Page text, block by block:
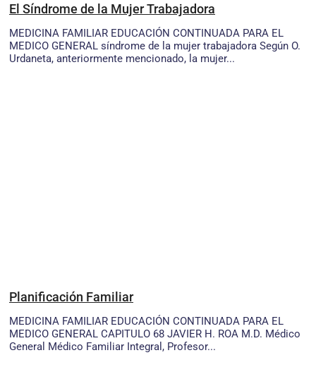
El Síndrome de la Mujer Trabajadora
MEDICINA FAMILIAR EDUCACIÓN CONTINUADA PARA EL
MEDICO GENERAL síndrome de la mujer trabajadora Según O.
Urdaneta, anteriormente mencionado, la mujer...
Planificación Familiar
MEDICINA FAMILIAR EDUCACIÓN CONTINUADA PARA EL
MEDICO GENERAL CAPITULO 68 JAVIER H. ROA M.D. Médico
General Médico Familiar Integral, Profesor...